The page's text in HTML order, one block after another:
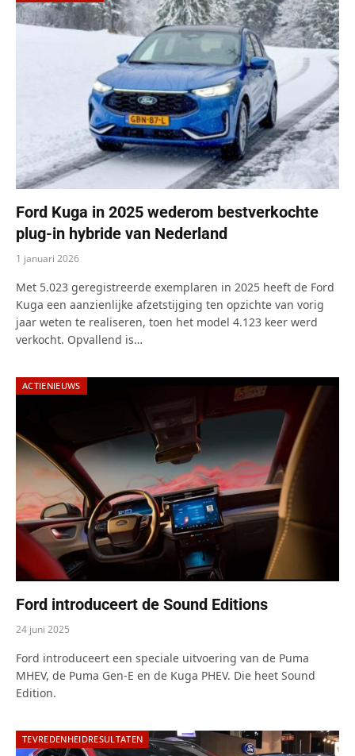
Ford Kuga in 2025 wederom bestverkochte
plug-in hybride van Nederland
1 januari 2026
Met 5.023 geregistreerde exemplaren in 2025 heeft de Ford
Kuga een aanzienlijke afzetstijging ten opzichte van vorig
jaar weten te realiseren, toen het model 4.123 keer werd
verkocht. Opvallend is…
ACTIENIEUWS
Ford introduceert de Sound Editions
24 juni 2025
Ford introduceert een speciale uitvoering van de Puma
MHEV, de Puma Gen-E en de Kuga PHEV. Die heet Sound
Edition.
TEVREDENHEIDRESULTATEN